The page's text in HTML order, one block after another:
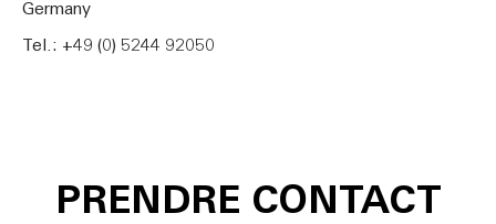
Germany
Tel.: +49 (0) 5244 92050
PRENDRE CONTACT